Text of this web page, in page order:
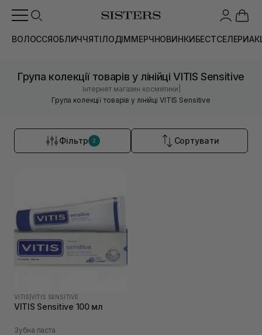
ВОЛОССЯОБЛИЧЧЯТІЛОДІММЕРЧНОВИНКИБЕСТСЕЛЕРИ
Група колекції товарів у лінійці VITIS Sensitive
Інтернет магазин косметики
Група колекції товарів у лінійці VITIS Sensitive
Фільтр 2 Сортувати
VITIS VITIS SENSITIVE
VITIS Sensitive 100 мл
Зубна паста